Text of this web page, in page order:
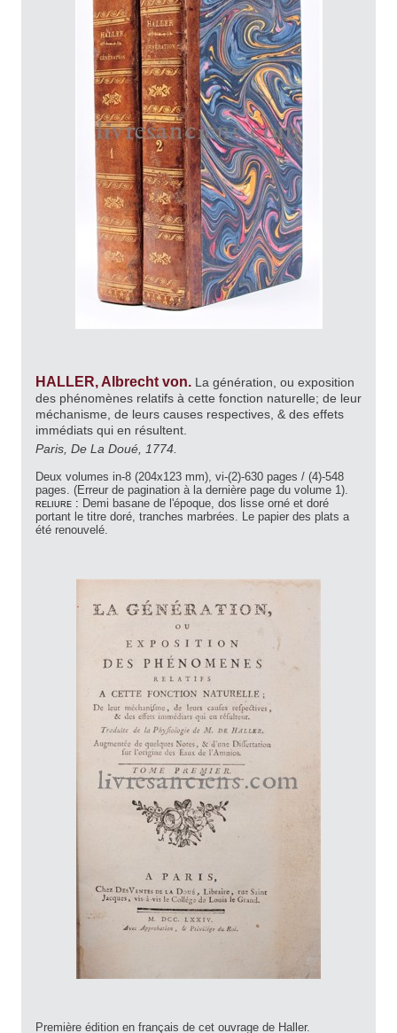
HALLER, Albrecht von. La génération, ou exposition
des phénomènes relatifs à cette fonction naturelle; de leur
méchanisme, de leurs causes respectives, & des effets
immédiats qui en résultent.
Paris, De La Doué, 1774.
Deux volumes in-8 (204x123 mm), vi-(2)-630 pages / (4)-548
pages. (Erreur de pagination à la dernière page du volume 1).
reliure : Demi basane de l'époque, dos lisse orné et doré
portant le titre doré, tranches marbrées. Le papier des plats a
été renouvelé.
Première édition en français de cet ouvrage de Haller.